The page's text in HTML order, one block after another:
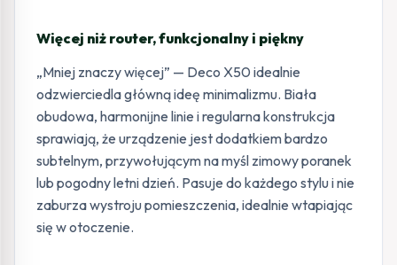
Więcej niż router, funkcjonalny i piękny
„Mniej znaczy więcej” — Deco X50 idealnie
odzwierciedla główną ideę minimalizmu. Biała
obudowa, harmonijne linie i regularna konstrukcja
sprawiają, że urządzenie jest dodatkiem bardzo
subtelnym, przywołującym na myśl zimowy poranek
lub pogodny letni dzień. Pasuje do każdego stylu i nie
zaburza wystroju pomieszczenia, idealnie wtapiając
się w otoczenie.